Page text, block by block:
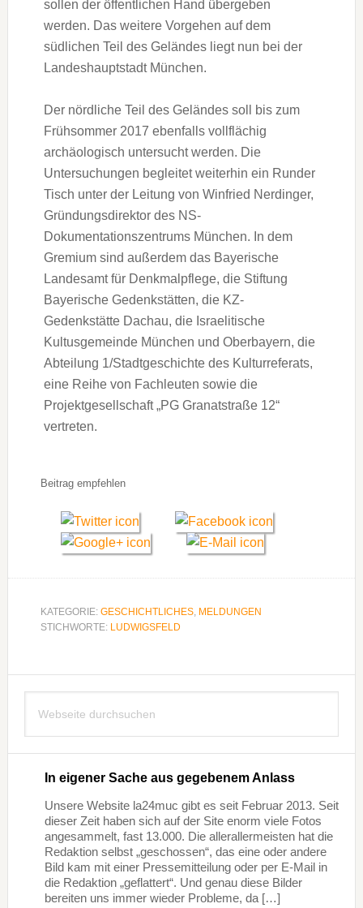
sollen der öffentlichen Hand übergeben
werden. Das weitere Vorgehen auf dem
südlichen Teil des Geländes liegt nun bei der
Landeshauptstadt München.
Der nördliche Teil des Geländes soll bis zum
Frühsommer 2017 ebenfalls vollflächig
archäologisch untersucht werden. Die
Untersuchungen begleitet weiterhin ein Runder
Tisch unter der Leitung von Winfried Nerdinger,
Gründungsdirektor des NS-
Dokumentationszentrums München. In dem
Gremium sind außerdem das Bayerische
Landesamt für Denkmalpflege, die Stiftung
Bayerische Gedenkstätten, die KZ-
Gedenkstätte Dachau, die Israelitische
Kultusgemeinde München und Oberbayern, die
Abteilung 1/Stadtgeschichte des Kulturreferats,
eine Reihe von Fachleuten sowie die
Projektgesellschaft „PG Granatstraße 12“
vertreten.
Beitrag empfehlen
KATEGORIE: GESCHICHTLICHES, MELDUNGEN
STICHWORTE: LUDWIGSFELD
Seitenspalte
durchsuchen
In eigener Sache aus gegebenem Anlass
Unsere Website la24muc gibt es seit Februar 2013. Seit
dieser Zeit haben sich auf der Site enorm viele Fotos
angesammelt, fast 13.000. Die allerallermeisten hat die
Redaktion selbst „geschossen“, das eine oder andere
Bild kam mit einer Pressemitteilung oder per E-Mail in
die Redaktion „geflattert“. Und genau diese Bilder
bereiten uns immer wieder Probleme, da […]